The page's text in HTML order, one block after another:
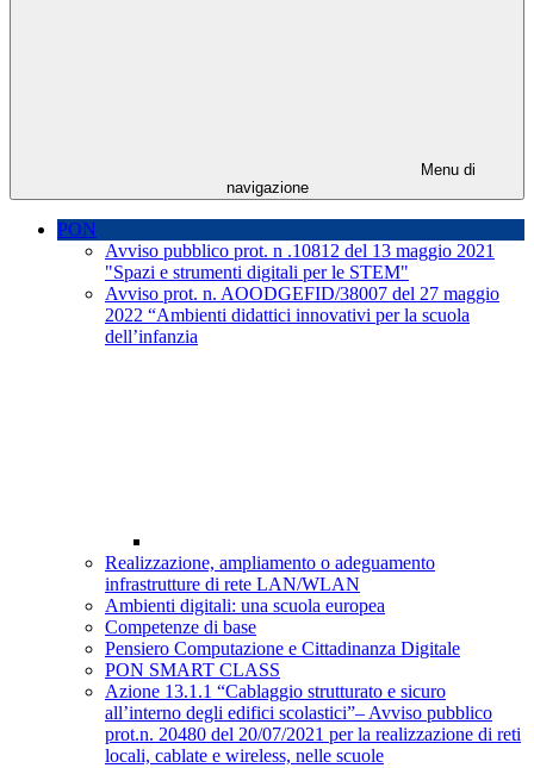
Menu di
navigazione
PON
Avviso pubblico prot. n .10812 del 13 maggio 2021
"Spazi e strumenti digitali per le STEM"
Avviso prot. n. AOODGEFID/38007 del 27 maggio
2022 “Ambienti didattici innovativi per la scuola
dell’infanzia
Realizzazione, ampliamento o adeguamento
infrastrutture di rete LAN/WLAN
Ambienti digitali: una scuola europea
Competenze di base
Pensiero Computazione e Cittadinanza Digitale
PON SMART CLASS
Azione 13.1.1 “Cablaggio strutturato e sicuro
all’interno degli edifici scolastici”– Avviso pubblico
prot.n. 20480 del 20/07/2021 per la realizzazione di reti
locali, cablate e wireless, nelle scuole